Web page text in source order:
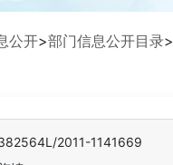
公开>部门信息公开目录>
2011-1141669